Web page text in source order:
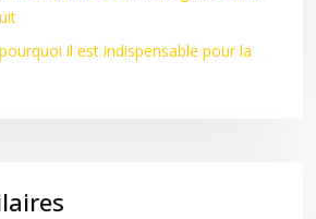
il est indispensable pour la